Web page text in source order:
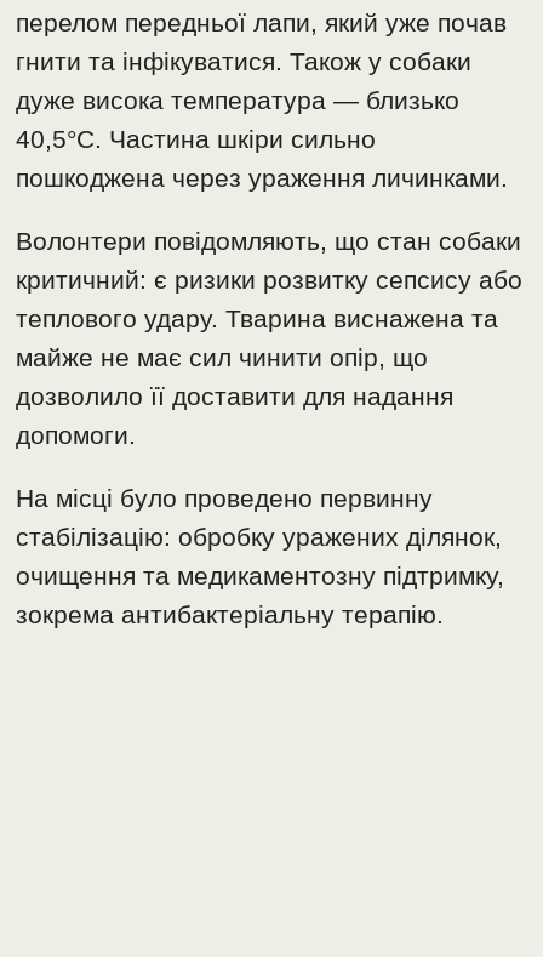
перелом передньої лапи, який уже почав
гнити та інфікуватися. Також у собаки
дуже висока температура — близько
40,5°C. Частина шкіри сильно
пошкоджена через ураження личинками.
Волонтери повідомляють, що стан собаки
критичний: є ризики розвитку сепсису або
теплового удару. Тварина виснажена та
майже не має сил чинити опір, що
дозволило її доставити для надання
допомоги.
На місці було проведено первинну
стабілізацію: обробку уражених ділянок,
очищення та медикаментозну підтримку,
зокрема антибактеріальну терапію.